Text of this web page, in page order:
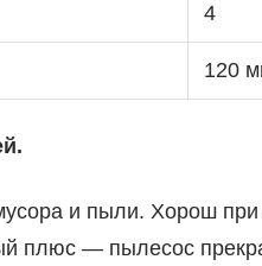
4
120
и пыли. Хорош
плюс — пылесос